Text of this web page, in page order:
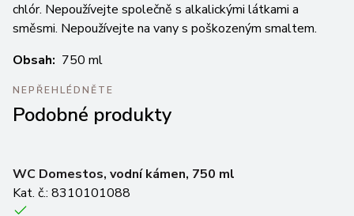
chlór. Nepoužívejte společně s alkalickými látkami a
směsmi. Nepoužívejte na vany s poškozeným smaltem.
Obsah: 750 ml
NEPŘEHLÉDNĚTE
Podobné produkty
WC Domestos, vodní kámen, 750 ml
Kat. č.: 8310101088